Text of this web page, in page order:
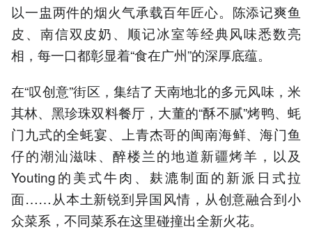
以一盅两件的烟火气承载百年匠心。陈添记爽鱼
皮、南信双皮奶、顺记冰室等经典风味悉数亮
相，每一口都彰显着“食在广州”的深厚底蕴。
在“叹创意”街区，集结了天南地北的多元风味，米
其林、黑珍珠双料餐厅，大董的“酥不腻”烤鸭、蚝
门九式的全蚝宴、上青杰哥的闽南海鲜、海门鱼
仔的潮汕滋味、醉楼兰的地道新疆烤羊，以及
Youting的美式牛肉、麸漉制面的新派日式拉
面……从本土新锐到异国风情，从创意融合到小
众菜系，不同菜系在这里碰撞出全新火花。